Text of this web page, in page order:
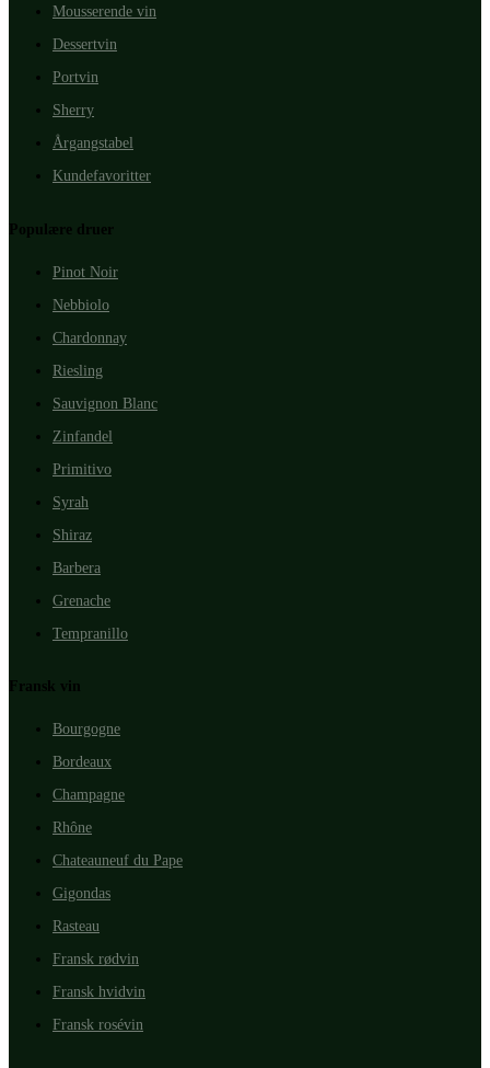
Mousserende vin
Dessertvin
Portvin
Sherry
Årgangstabel
Kundefavoritter
Populære druer
Pinot Noir
Nebbiolo
Chardonnay
Riesling
Sauvignon Blanc
Zinfandel
Primitivo
Syrah
Shiraz
Barbera
Grenache
Tempranillo
Fransk vin
Bourgogne
Bordeaux
Champagne
Rhône
Chateauneuf du Pape
Gigondas
Rasteau
Fransk rødvin
Fransk hvidvin
Fransk rosévin